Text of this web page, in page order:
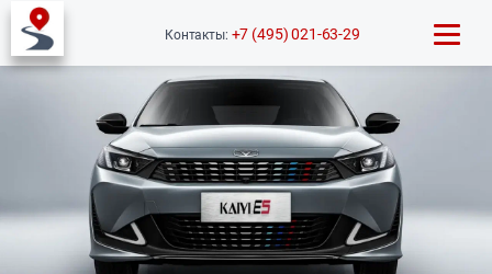
Контакты: +7 (495) 021-63-29